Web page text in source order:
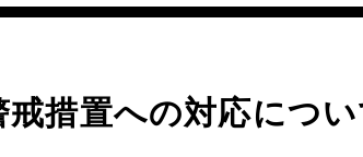
戒措置への対応につ